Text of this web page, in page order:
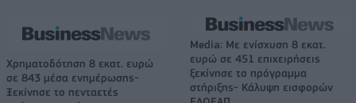
Χρηματοδότηση 8 εκατ. ευρώ
σε 843 μέσα ενημέρωσης-
Ξεκίνησε το πενταετές
Media: Με ενίσχυση 8 εκατ.
ευρώ σε 451 επιχειρήσεις
ξεκίνησε το πρόγραμμα
στήριξης- Κάλυψη εισφορών